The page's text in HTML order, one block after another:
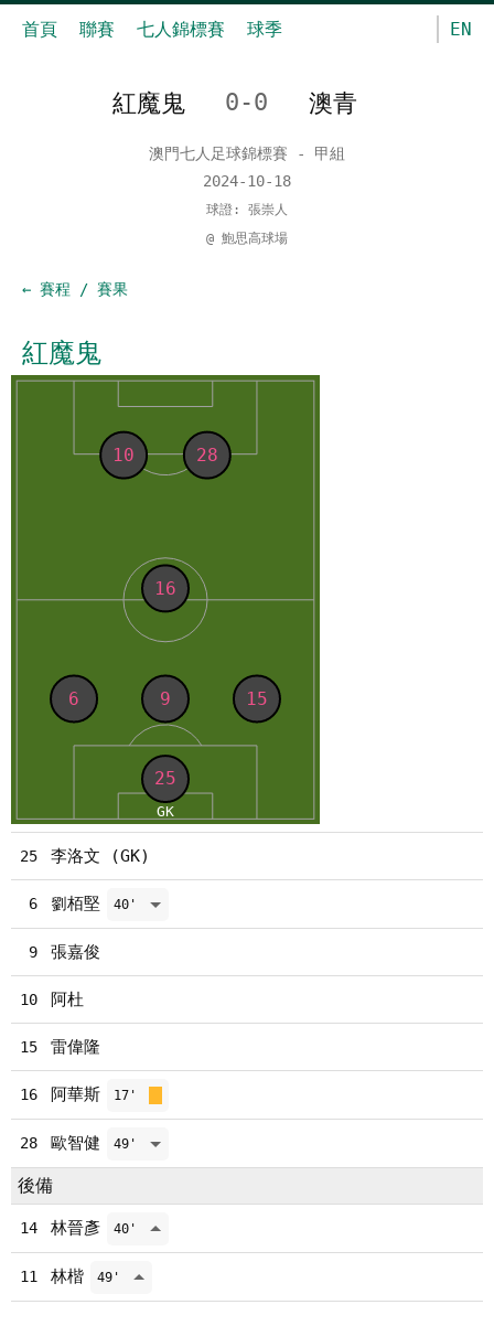
首頁 聯賽 七人錦標賽 球季 EN
紅魔鬼 0-0 澳青
澳門七人足球錦標賽 - 甲組
2024-10-18
球證: 張崇人
@ 鮑思高球場
← 賽程 / 賽果
紅魔鬼
25 李洛文 (GK)
6 劉栢堅 40'
9 張嘉俊
10 阿杜
15 雷偉隆
16 阿華斯 17'
28 歐智健 49'
後備
14 林晉彥 40'
11 林楷 49'